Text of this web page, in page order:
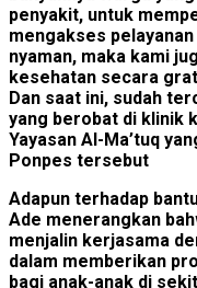
penyakit, untuk
mengakses
nyaman, maka kami
kesehatan secara
Dan saat ini, sudah
yang berobat di klinik
Yayasan Al-Ma’tuq
Ponpes tersebut
Adapun terhadap
Ade menerangkan
menjalin kerjasama
dalam memberikan
bagi anak-anak di